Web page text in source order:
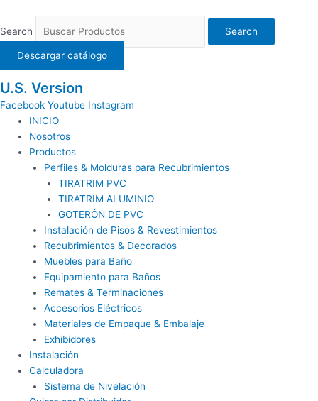
contenido
Search Search
Descargar catálogo
U.S. Version
Facebook Youtube Instagram
INICIO
Nosotros
Productos
Perfiles & Molduras para Recubrimientos
TIRATRIM PVC
TIRATRIM ALUMINIO
GOTERÓN DE PVC
Instalación de Pisos & Revestimientos
Recubrimientos & Decorados
Muebles para Baño
Equipamiento para Baños
Remates & Terminaciones
Accesorios Eléctricos
Materiales de Empaque & Embalaje
Exhibidores
Instalación
Calculadora
Sistema de Nivelación